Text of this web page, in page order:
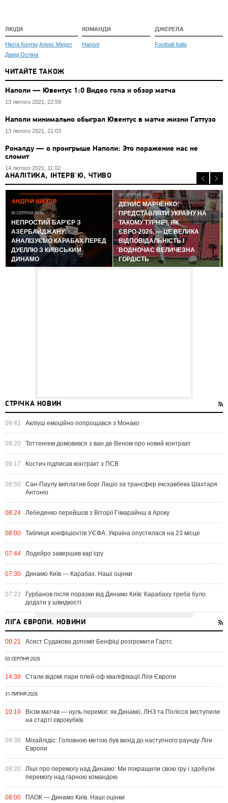
ЛЮДИ
Нікіта Контіні Алекс Мерет
Давід Оспіна
КОМАНДИ
Наполі
ДЖЕРЕЛА
Football Italia
ЧИТАЙТЕ ТАКОЖ
Наполи — Ювентус 1:0 Видео гола и обзор матча
13 лютого 2021, 22:59
Наполи минимально обыграл Ювентус в матче жизни Гаттузо
13 лютого 2021, 21:03
Роналду — о проигрыше Наполи: Это поражение нас не
сломит
14 лютого 2021, 11:02
АНАЛІТИКА, ІНТЕРВ'Ю, ЧТИВО
АНДРІЙ ШАХОВ
05 СЕРПНЯ 2026
НЕПРОСТИЙ БАР'ЄР З
АЗЕРБАЙДЖАНУ:
АНАЛІЗУЄМО КАРАБАХ ПЕРЕД
ДУЕЛЛЮ З КИЇВСЬКИМ
ДИНАМО
ГЛІБ АНДРУСЕНКО
05 СЕРПНЯ 2026
ДЕНИС МАРЧЕНКО:
ПРЕДСТАВЛЯТИ УКРАЇНУ НА
ТАКОМУ ТУРНІРІ, ЯК
ЄВРО-2026, — ЦЕ ВЕЛИКА
ВІДПОВІДАЛЬНІСТЬ І
ВОДНОЧАС ВЕЛИЧЕЗНА
ГОРДІСТЬ
СТРІЧКА НОВИН
09:41 Акліуш емоційно попрощався з Монако
09:20 Тоттенгем домовився з ван де Веном про новий контракт
09:17 Костич підписав контракт з ПСВ
08:50
Сан-Паулу виплатив борг Лаціо за трансфер ексхавбека Шахтаря
Антоніо
08:24 Лебеденко перейшов з Віторії Гімарайнш в Ароку
08:00 Таблиця коефіцієнтів УЄФА: Україна опустилася на 23 місце
07:44 Лодейро завершив кар’єру
07:30 Динамо Київ — Карабах. Наші оцінки
07:22
Гурбанов після поразки від Динамо Київ: Карабаху треба було
додати у швидкості
ЛІГА ЄВРОПИ. НОВИНИ
00:21 Асист Судакова допоміг Бенфіці розгромити Гартс
03 СЕРПНЯ 2026
14:38 Стали відомі пари плей-оф кваліфікації Ліги Європи
31 ЛИПНЯ 2026
10:10
Вісім матчів — нуль перемог: як Динамо, ЛНЗ та Полісся виступили
на старті єврокубків
09:38
Міхайлідіс: Головною метою був вихід до наступного раунду Ліги
Європи
08:20
Ліші про перемогу над Динамо: Ми покращили свою гру і здобули
перемогу над гарною командою
08:00 ПАОК — Динамо Київ. Наші оцінки